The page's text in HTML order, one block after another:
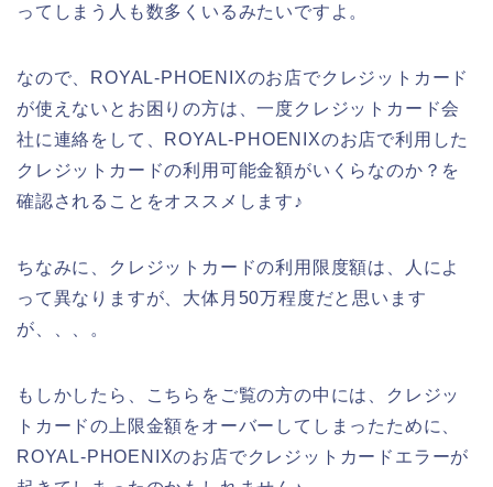
ってしまう人も数多くいるみたいですよ。
なので、ROYAL-PHOENIXのお店でクレジットカード
が使えないとお困りの方は、一度クレジットカード会
社に連絡をして、ROYAL-PHOENIXのお店で利用した
クレジットカードの利用可能金額がいくらなのか？を
確認されることをオススメします♪
ちなみに、クレジットカードの利用限度額は、人によ
って異なりますが、大体月50万程度だと思います
が、、、。
もしかしたら、こちらをご覧の方の中には、クレジッ
トカードの上限金額をオーバーしてしまったために、
ROYAL-PHOENIXのお店でクレジットカードエラーが